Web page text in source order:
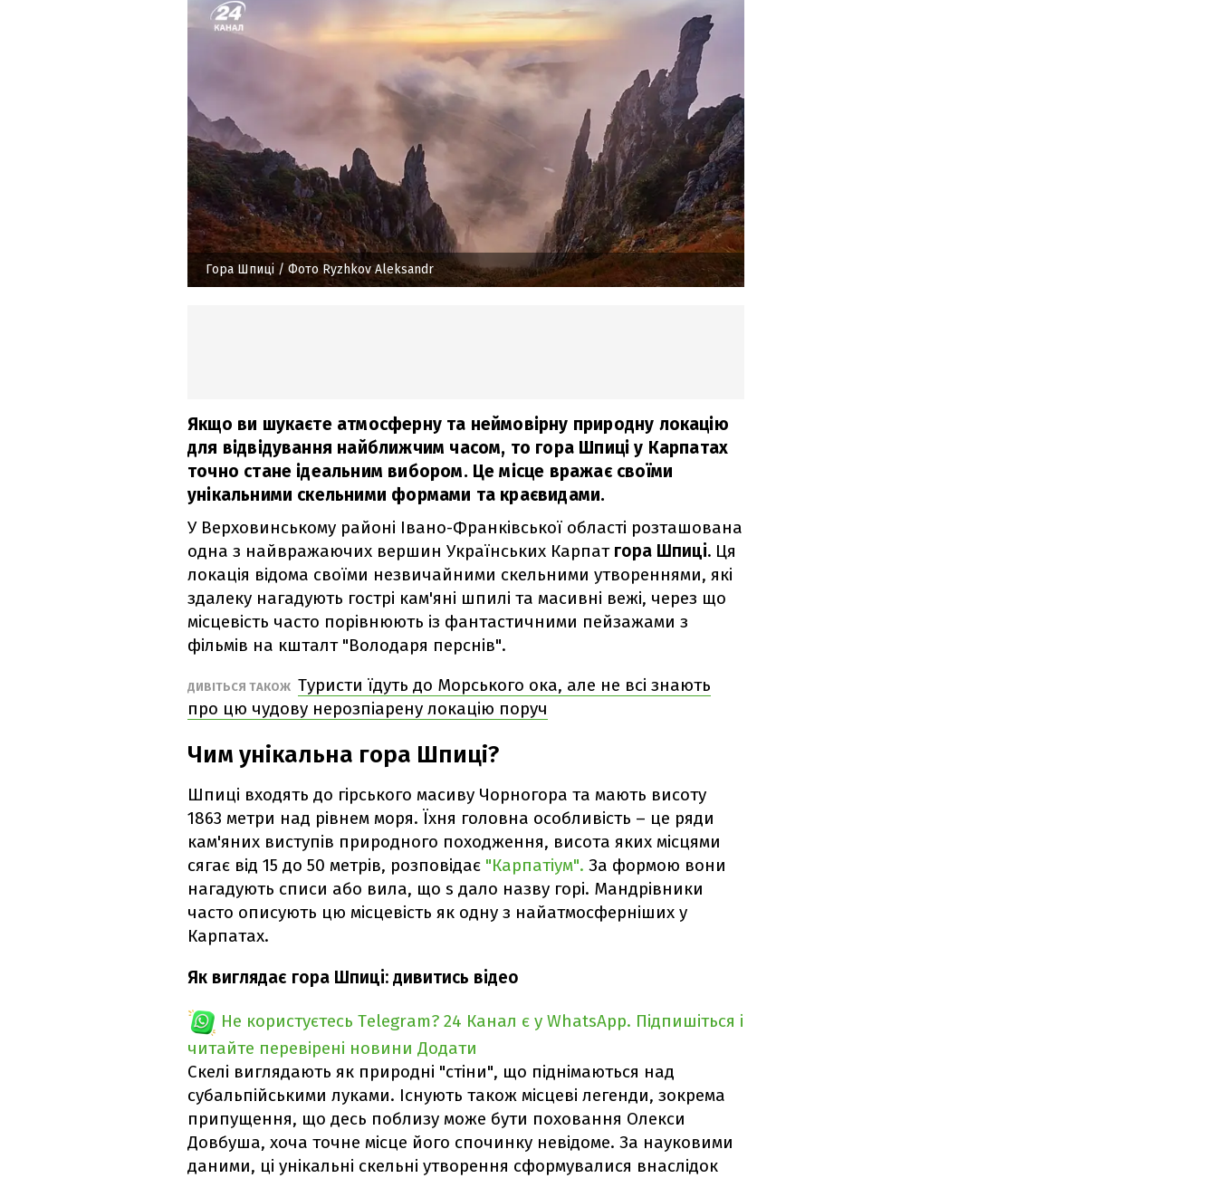
Гора Шпиці / Фото Ryzhkov Aleksandr
Якщо ви шукаєте атмосферну та неймовірну природну локацію
для відвідування найближчим часом, то гора Шпиці у Карпатах
точно стане ідеальним вибором. Це місце вражає своїми
унікальними скельними формами та краєвидами.
У Верховинському районі Івано-Франківської області розташована
одна з найвражаючих вершин Українських Карпат гора Шпиці. Ця
локація відома своїми незвичайними скельними утвореннями, які
здалеку нагадують гострі кам'яні шпилі та масивні вежі, через що
місцевість часто порівнюють із фантастичними пейзажами з
фільмів на кшталт "Володаря перснів".
ДИВІТЬСЯ ТАКОЖ Туристи їдуть до Морського ока, але не всі знають
про цю чудову нерозпіарену локацію поруч
Чим унікальна гора Шпиці?
Шпиці входять до гірського масиву Чорногора та мають висоту
1863 метри над рівнем моря. Їхня головна особливість – це ряди
кам'яних виступів природного походження, висота яких місцями
сягає від 15 до 50 метрів, розповідає "Карпатіум". За формою вони
нагадують списи або вила, що s дало назву горі. Мандрівники
часто описують цю місцевість як одну з найатмосферніших у
Карпатах.
Як виглядає гора Шпиці: дивитись відео
Не користуєтесь Telegram? 24 Канал є у WhatsApp. Підпишіться і
читайте перевірені новини Додати
Скелі виглядають як природні "стіни", що піднімаються над
субальпійськими луками. Існують також місцеві легенди, зокрема
припущення, що десь поблизу може бути поховання Олекси
Довбуша, хоча точне місце його спочинку невідоме. За науковими
даними, ці унікальні скельні утворення сформувалися внаслідок